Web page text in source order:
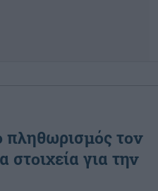
πληθωρισμός τον
στοιχεία για την